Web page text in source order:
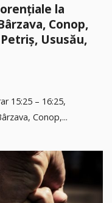
la
Conop,
Ususău,
15:25 – 16:25,
Conop,...